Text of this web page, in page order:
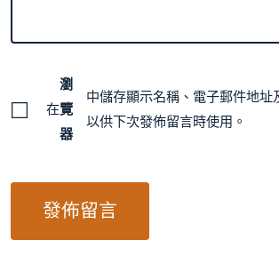
在
瀏
覽
器
中儲存顯示名稱、電子郵件地址
以供下次發佈留言時使用。